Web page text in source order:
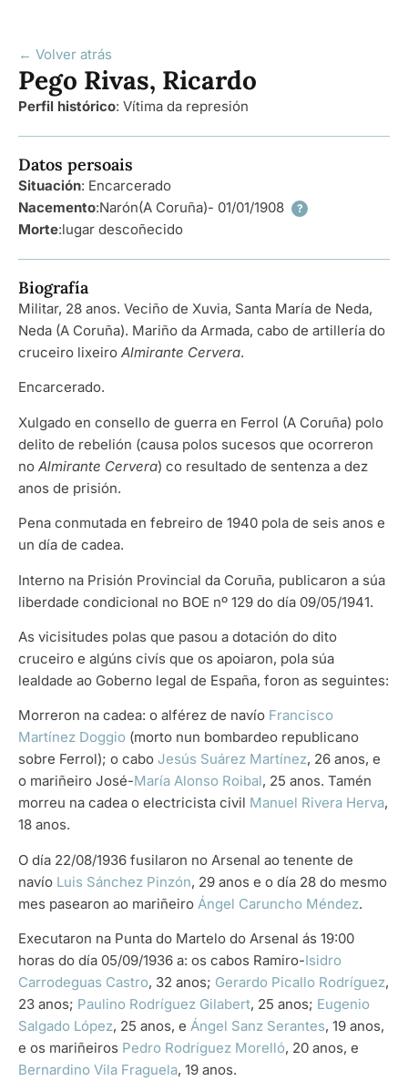
← Volver atrás
Pego Rivas, Ricardo
Perfil histórico: Vítima da represión
Datos persoais
Situación: Encarcerado
Nacemento:Narón(A Coruña)- 01/01/1908 ?
Morte:lugar descoñecido
Biografía
Militar, 28 anos. Veciño de Xuvia, Santa María de Neda,
Neda (A Coruña). Mariño da Armada, cabo de artillería do
cruceiro lixeiro Almirante Cervera.
Encarcerado.
Xulgado en consello de guerra en Ferrol (A Coruña) polo
delito de rebelión (causa polos sucesos que ocorreron
no Almirante Cervera) co resultado de sentenza a dez
anos de prisión.
Pena conmutada en febreiro de 1940 pola de seis anos e
un día de cadea.
Interno na Prisión Provincial da Coruña, publicaron a súa
liberdade condicional no BOE nº 129 do día 09/05/1941.
As vicisitudes polas que pasou a dotación do dito
cruceiro e algúns civís que os apoiaron, pola súa
lealdade ao Goberno legal de España, foron as seguintes:
Morreron na cadea: o alférez de navío Francisco
Martínez Doggio (morto nun bombardeo republicano
sobre Ferrol); o cabo Jesús Suárez Martínez, 26 anos, e
o mariñeiro José-María Alonso Roibal, 25 anos. Tamén
morreu na cadea o electricista civil Manuel Rivera Herva,
18 anos.
O día 22/08/1936 fusilaron no Arsenal ao tenente de
navío Luis Sánchez Pinzón, 29 anos e o día 28 do mesmo
mes pasearon ao mariñeiro Ángel Caruncho Méndez.
Executaron na Punta do Martelo do Arsenal ás 19:00
horas do día 05/09/1936 a: os cabos Ramiro-Isidro
Carrodeguas Castro, 32 anos; Gerardo Picallo Rodríguez,
23 anos; Paulino Rodríguez Gilabert, 25 anos; Eugenio
Salgado López, 25 anos, e Ángel Sanz Serantes, 19 anos,
e os mariñeiros Pedro Rodríguez Morelló, 20 anos, e
Bernardino Vila Fraguela, 19 anos.